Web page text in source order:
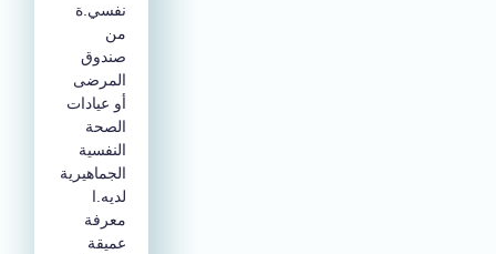
نفسي.ة
صندوق
المرضى
أو عيادات
الصحة
النفسية
الجماهيرية
لديه.ا
معرفة
عميقة